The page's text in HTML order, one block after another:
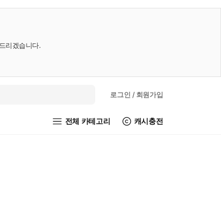
리겠습니다.
로그인 / 회원가입
전체 카테고리 캐시충전